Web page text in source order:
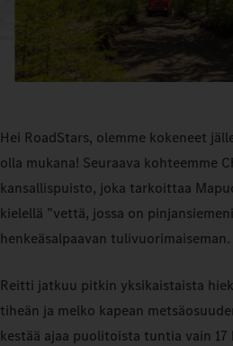
Hei RoadStars, olemme kokeneet
olla mukana! Seuraava kohteemme
kansallispuisto, joka tarkoittaa
kielellä ”vettä, jossa on
henkeäsalpaavan tulivuorimaiseman.
Reitti jatkuu pitkin yksikaistaista
tiheän ja melko kapean
kestää ajaa puolitoista tuntia vain